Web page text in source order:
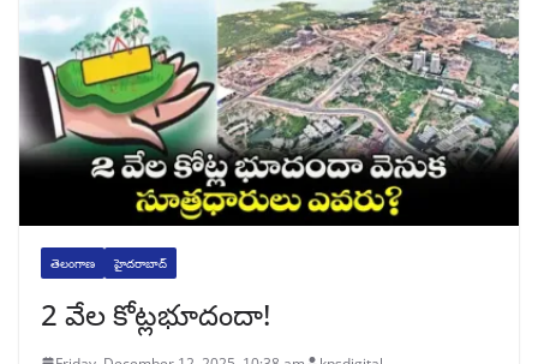
తెలంగాణ హైదరాబాద్
2 వేల కోట్లభూదందా!